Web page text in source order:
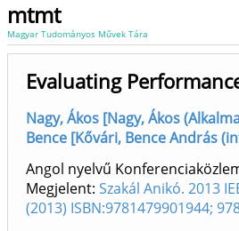
mtmt
Magyar Tudományos Művek Tára
Evaluating
Nagy, Ákos [Nagy, Ákos
Bence [Kővári, Bence András
Angol nyelvű
Megjelent: Szakál Anikó. 2013
(2013) ISBN:9781479901944;